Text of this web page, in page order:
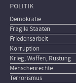
POLITIK
Demokratie
Fragile Staaten
Friedensarbeit
Korruption
Krieg, Waffen, Rüstung
Menschenrechte
Terrorismus